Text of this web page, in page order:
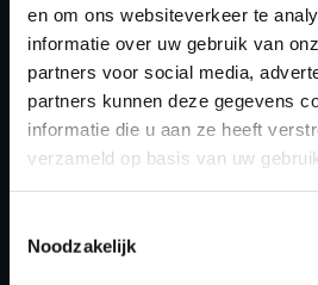
en om ons websiteverkeer te
informatie over uw gebruik van
partners voor social media,
partners kunnen deze gegevens
informatie die u aan ze heeft
verzameld op basis van uw
Noodzakelijk
hebt om ECU-problemen zélf,
te lossen.
✅Zelf foutcodes wissen &
uitschakelen.DPF, EGR,
zelf – zonder afhankelijk te zijn
wachttijden of externe